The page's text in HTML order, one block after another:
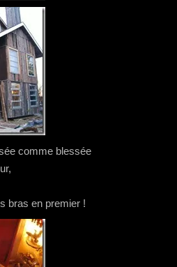
comme blessée
bras en premier !